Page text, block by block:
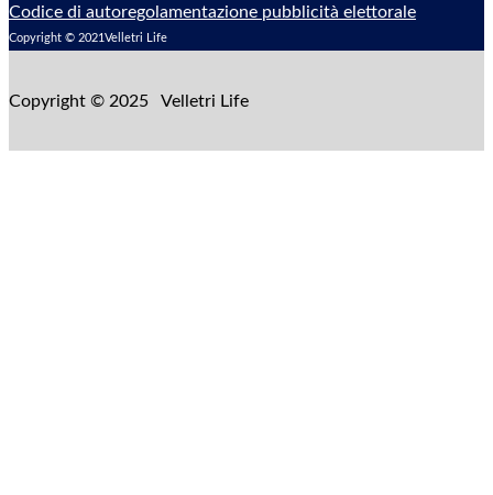
Codice di autoregolamentazione pubblicità elettorale
Copyright © 2021Velletri Life
Copyright © 2025 Velletri Life